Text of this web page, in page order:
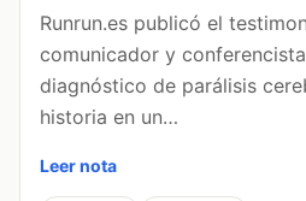
Runrun.es publicó el
comunicador y
diagnóstico de parálisis
historia en un…
Leer nota